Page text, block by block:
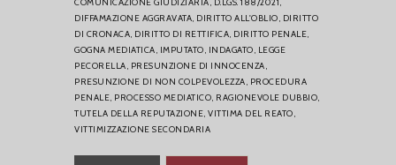
COMUNICAZIONE GIUDIZIARIA, D.LGS. 188/2021,
DIFFAMAZIONE AGGRAVATA, DIRITTO ALL'OBLIO, DIRITTO
DI CRONACA, DIRITTO DI RETTIFICA, DIRITTO PENALE,
GOGNA MEDIATICA, IMPUTATO, INDAGATO, LEGGE
PECORELLA, PRESUNZIONE DI INNOCENZA,
PRESUNZIONE DI NON COLPEVOLEZZA, PROCEDURA
PENALE, PROCESSO MEDIATICO, RAGIONEVOLE DUBBIO,
TUTELA DELLA REPUTAZIONE, VITTIMA DEL REATO,
VITTIMIZZAZIONE SECONDARIA